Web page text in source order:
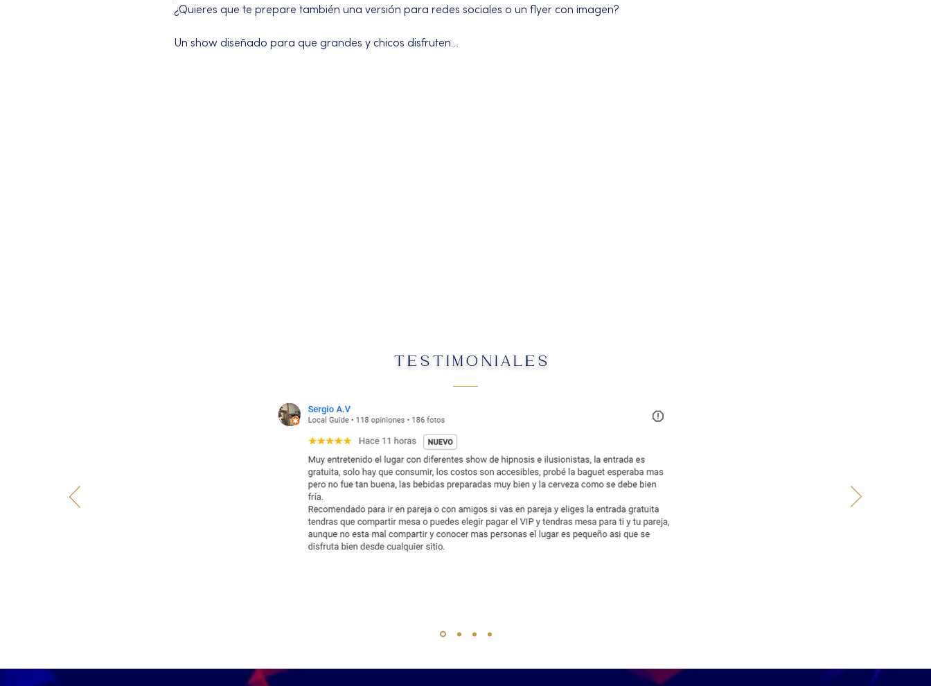
¿Quieres que te prepare también una versión para redes sociales o un flyer con imagen?
Un show diseñado para que grandes y chicos disfruten…
TESTIMONIALES